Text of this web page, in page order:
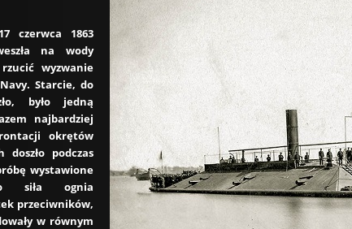
czerwca 1863
na wody
wyzwanie
Starcie, do
było jedną
najbardziej
okrętów
podczas
wystawione
siła ognia
przeciwników,
w równym